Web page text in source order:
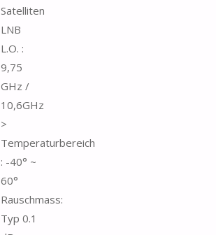
Satelliten
LNB
L.O. :
9,75
GHz /
10,6GHz
>
Temperaturbereich
: -40° ~
60°
Rauschmass:
Typ 0.1